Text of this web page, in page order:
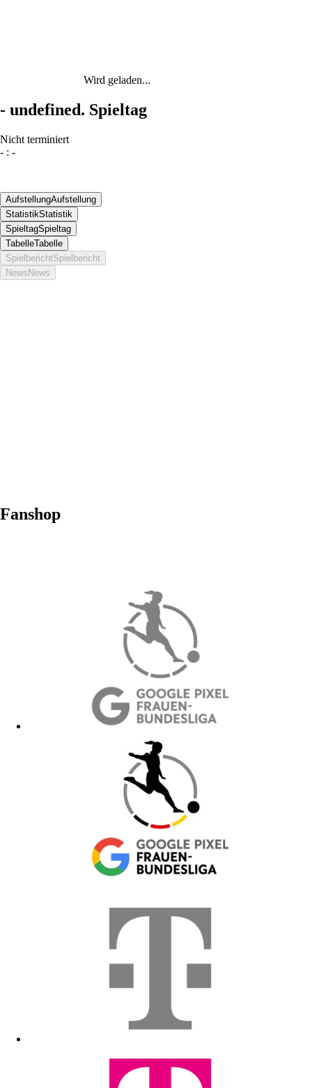
Wird geladen...
- undefined. Spieltag
Nicht terminiert
- : -
AufstellungAufstellung
StatistikStatistik
SpieltagSpieltag
TabelleTabelle
SpielberichtSpielbericht
News News
Fanshop